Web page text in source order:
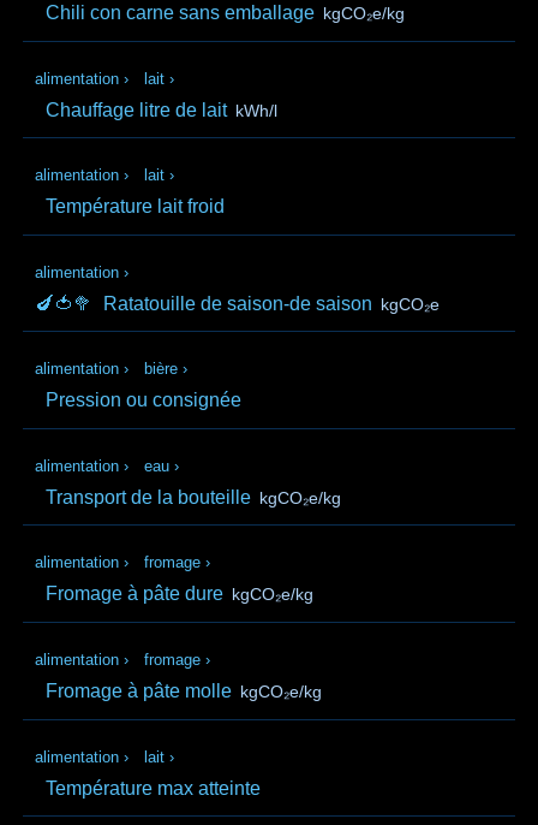
Chili con carne sans emballage kgCO₂e/kg
alimentation › lait ›
Chauffage litre de lait kWh/l
alimentation › lait ›
Température lait froid
alimentation ›
🍆🍅🥦 Ratatouille de saison-de saison kgCO₂e
alimentation › bière ›
Pression ou consignée
alimentation › eau ›
Transport de la bouteille kgCO₂e/kg
alimentation › fromage ›
Fromage à pâte dure kgCO₂e/kg
alimentation › fromage ›
Fromage à pâte molle kgCO₂e/kg
alimentation › lait ›
Température max atteinte